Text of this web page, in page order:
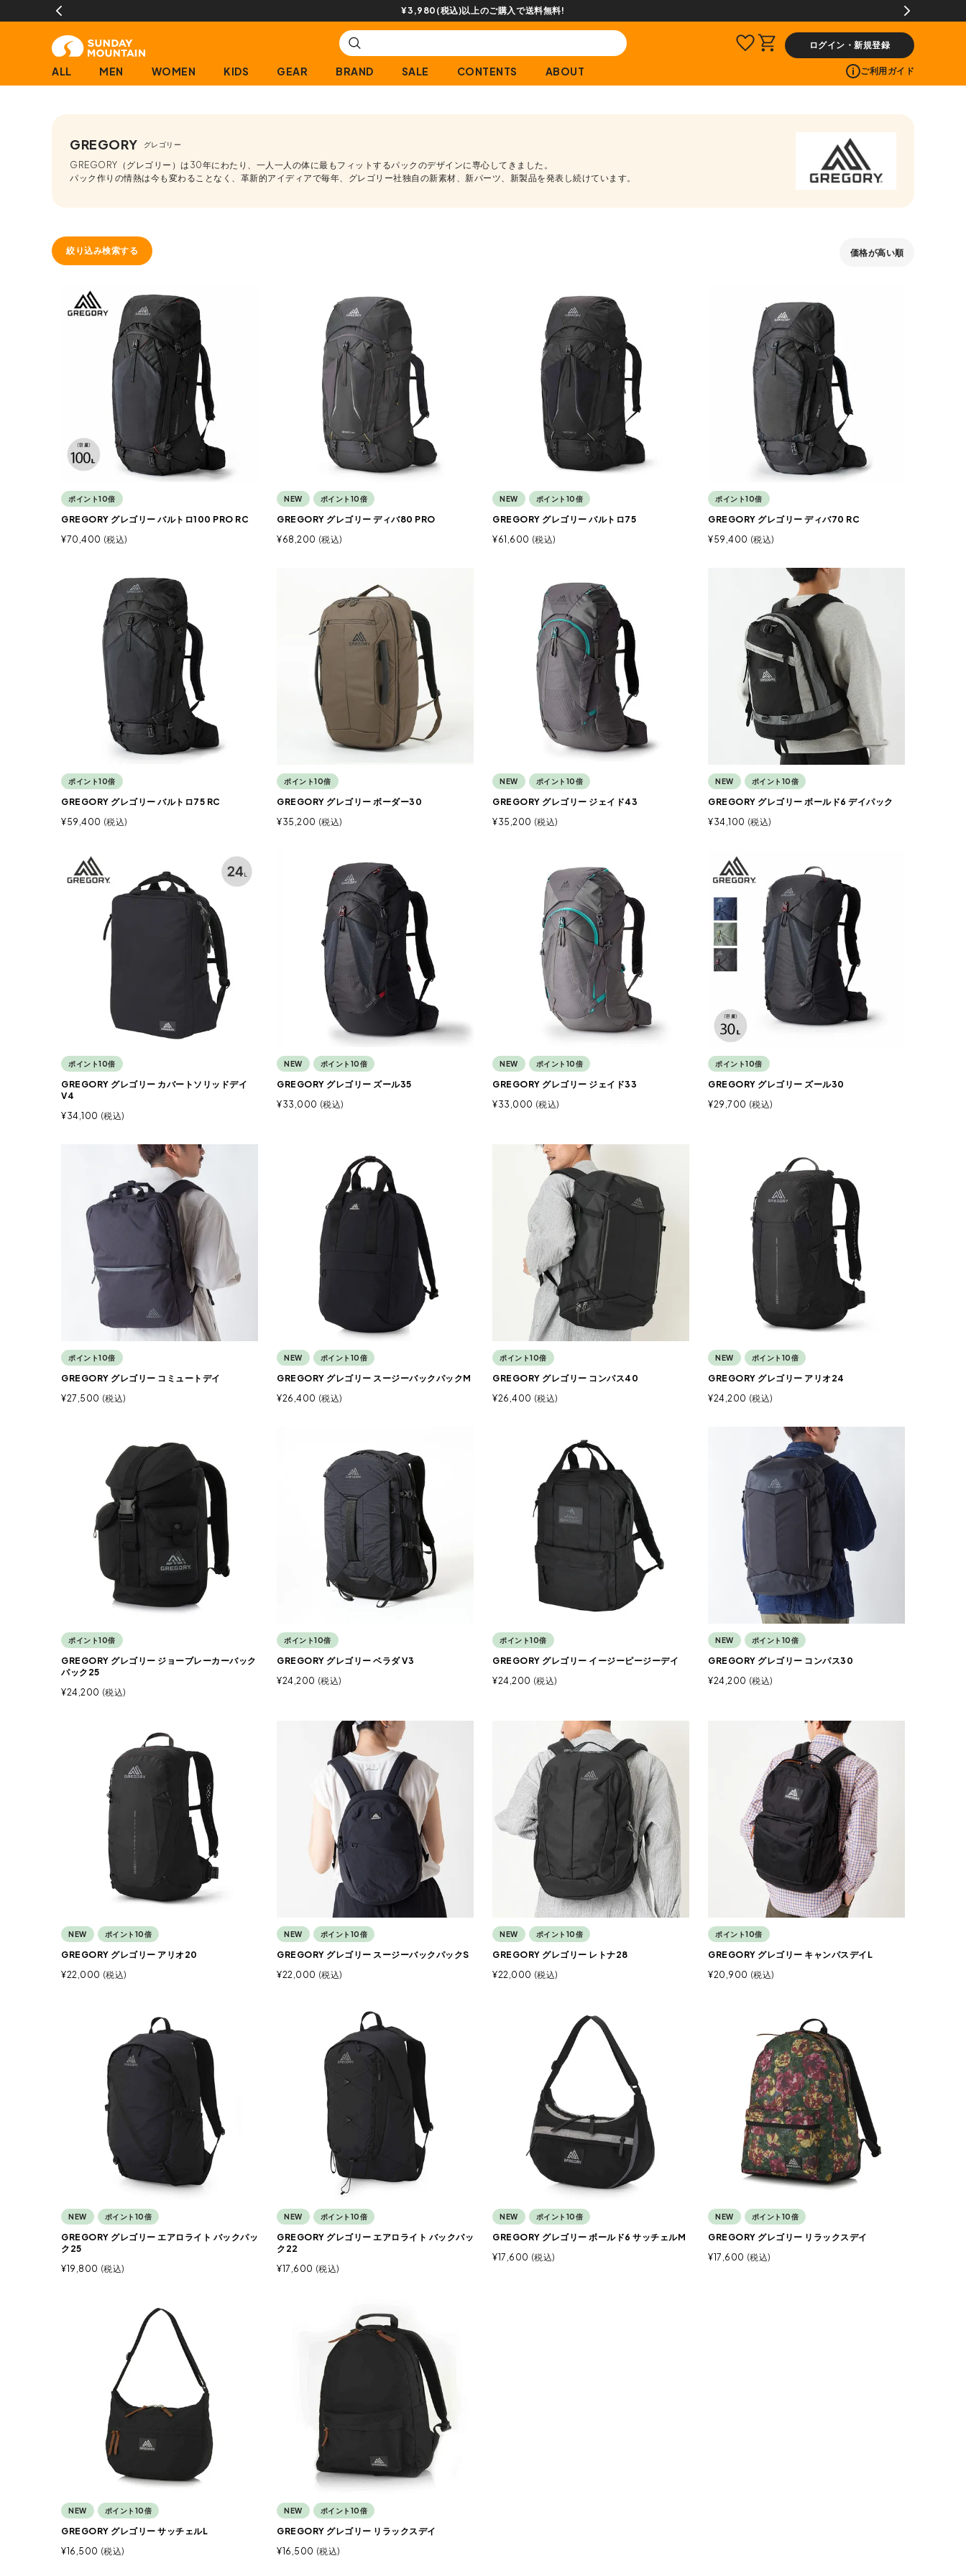
¥3,980(税込)以上のご購入で送料無料!
ログイン・新規登録
ALL MEN WOMEN KIDS GEAR BRAND SALE CONTENTS ABOUT ご利用ガイド
GREGORY グレゴリー
GREGORY（グレゴリー）は30年にわたり、一人一人の体に最もフィットするパックのデザインに専心してきました。
パック作りの情熱は今も変わることなく、革新的アイディアで毎年、グレゴリー社独自の新素材、新パーツ、新製品を発表し続けています。
絞り込み検索する 価格が高い順
ポイント10倍
GREGORY グレゴリー バルトロ100 PRO RC
¥70,400 税込
NEW ポイント10倍
GREGORY グレゴリー ディバ80 PRO
¥68,200 税込
NEW ポイント10倍
GREGORY グレゴリー バルトロ75
¥61,600 税込
ポイント10倍
GREGORY グレゴリー ディバ70 RC
¥59,400 税込
ポイント10倍
GREGORY グレゴリー バルトロ75 RC
¥59,400 税込
ポイント10倍
GREGORY グレゴリー ボーダー30
¥35,200 税込
NEW ポイント10倍
GREGORY グレゴリー ジェイド43
¥35,200 税込
NEW ポイント10倍
GREGORY グレゴリー ボールド6 デイパック
¥34,100 税込
ポイント10倍
GREGORY グレゴリー カバートソリッドデイ
V4
¥34,100 税込
NEW ポイント10倍
GREGORY グレゴリー ズール35
¥33,000 税込
NEW ポイント10倍
GREGORY グレゴリー ジェイド33
¥33,000 税込
ポイント10倍
GREGORY グレゴリー ズール30
¥29,700 税込
ポイント10倍
GREGORY グレゴリー コミュートデイ
¥27,500 税込
NEW ポイント10倍
GREGORY グレゴリー スージーバックパックM
¥26,400 税込
ポイント10倍
GREGORY グレゴリー コンパス40
¥26,400 税込
NEW ポイント10倍
GREGORY グレゴリー アリオ24
¥24,200 税込
ポイント10倍
GREGORY グレゴリー ジョーブレーカーバック
パック25
¥24,200 税込
ポイント10倍
GREGORY グレゴリー ベラダ V3
¥24,200 税込
ポイント10倍
GREGORY グレゴリー イージーピージーデイ
¥24,200 税込
NEW ポイント10倍
GREGORY グレゴリー コンパス30
¥24,200 税込
NEW ポイント10倍
GREGORY グレゴリー アリオ20
¥22,000 税込
NEW ポイント10倍
GREGORY グレゴリー スージーバックパックS
¥22,000 税込
NEW ポイント10倍
GREGORY グレゴリー レトナ28
¥22,000 税込
ポイント10倍
GREGORY グレゴリー キャンパスデイL
¥20,900 税込
NEW ポイント10倍
GREGORY グレゴリー エアロライト バックパッ
ク25
¥19,800 税込
NEW ポイント10倍
GREGORY グレゴリー エアロライト バックパッ
ク22
¥17,600 税込
NEW ポイント10倍
GREGORY グレゴリー ボールド6 サッチェルM
¥17,600 税込
NEW ポイント10倍
GREGORY グレゴリー リラックスデイ
¥17,600 税込
NEW ポイント10倍
GREGORY グレゴリー サッチェルL
¥16,500 税込
NEW ポイント10倍
GREGORY グレゴリー リラックスデイ
¥16,500 税込